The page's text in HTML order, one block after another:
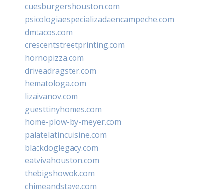
cuesburgershouston.com
psicologiaespecializadaencampeche.com
dmtacos.com
crescentstreetprinting.com
hornopizza.com
driveadragster.com
hematologa.com
lizaivanov.com
guesttinyhomes.com
home-plow-by-meyer.com
palatelatincuisine.com
blackdoglegacy.com
eatvivahouston.com
thebigshowok.com
chimeandstave.com